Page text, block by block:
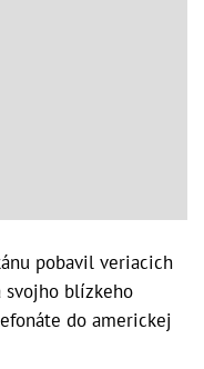
pobavil veriacich
svojho blízkeho
do americkej